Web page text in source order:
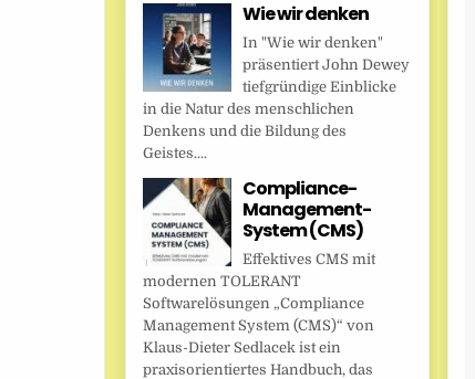
Wie wir denken
In "Wie wir denken"
präsentiert John Dewey
tiefgründige Einblicke
in die Natur des menschlichen
Denkens und die Bildung des
Geistes....
Compliance-
Management-
System (CMS)
Effektives CMS mit
modernen TOLERANT
Softwarelösungen „Compliance
Management System (CMS)“ von
Klaus-Dieter Sedlacek ist ein
praxisorientiertes Handbuch, das